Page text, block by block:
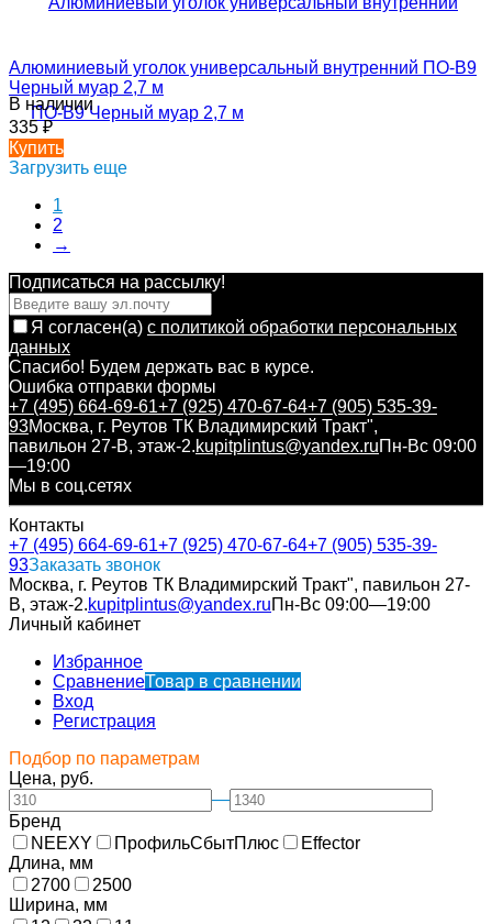
Алюминиевый уголок универсальный внутренний ПО-В9
Черный муар 2,7 м
В наличии
335₽
Купить
Загрузить еще
1
2
→
Подписаться на рассылкy!
Я согласен(a) с политикой обработки персональных
данных
Спасибо! Будем держать вас в курсе.
Ошибка отправки формы
+7 (495) 664-69-61+7 (925) 470-67-64+7 (905) 535-39-
93Москва, г. Реутов ТК Владимирский Тракт",
павильон 27-В, этаж-2.kupitplintus@yandex.ruПн-Вс 09:00
—19:00
Мы в соц.сетях
Контакты
+7 (495) 664-69-61+7 (925) 470-67-64+7 (905) 535-39-
93Заказать звонок
Москва, г. Реутов ТК Владимирский Тракт", павильон 27-
В, этаж-2.kupitplintus@yandex.ruПн-Вс 09:00—19:00
Личный кабинет
Избранное
СравнениеТовар в сравнении
Вход
Регистрация
Подбор по параметрам
Цена, руб.
—
Бренд
NEEXY
ПрофильСбытПлюс
Effector
Длина, мм
2700
2500
Ширина, мм